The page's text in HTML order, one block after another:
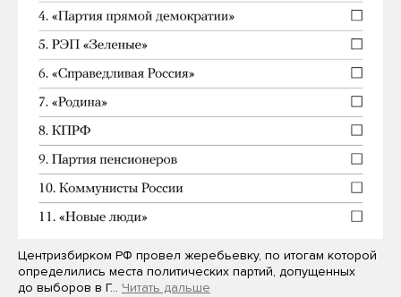
Центризбирком РФ провел жеребьевку, по итогам которой
определились места политических партий, допущенных
до выборов в Г… Читать дальше